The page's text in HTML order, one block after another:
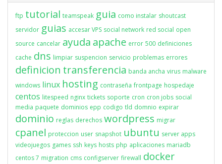
ftp tutorial teamspeak guia como instalar shoutcast
servidor guias accesar VPS social network red social open
source cancelar ayuda apache error 500 definiciones
cache dns limpiar suspencion servicio problemas errores
definicion transferencia banda ancha virus malware
windows linux hosting contraseña frontpage hospedaje
centos litespeed nginx tickets soporte cron cron jobs social
media paquete dominios epp codigo tld domnio expirar
dominio reglas derechos wordpress migrar
cpanel proteccion user snapshot ubuntu server apps
videojuegos games ssh keys hosts php aplicaciones mariadb
centos 7 migration cms configserver firewall docker